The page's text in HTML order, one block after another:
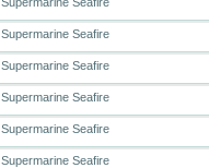
Supermarine Seafire
Supermarine Seafire
Supermarine Seafire
Supermarine Seafire
Supermarine Seafire